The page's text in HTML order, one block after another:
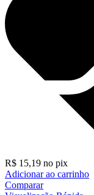
R$ 15,19 no pix
Adicionar ao carrinho
Comparar